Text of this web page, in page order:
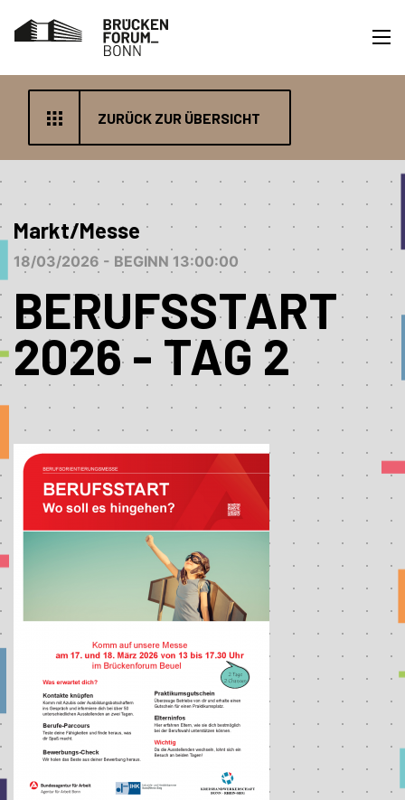
ZURÜCK ZUR ÜBERSICHT
Markt/Messe
18/03/2026 - BEGINN 13:00:00
BERUFSSTART
2026 - TAG 2